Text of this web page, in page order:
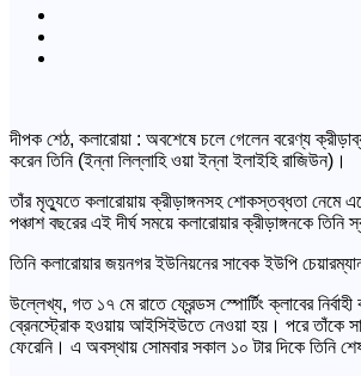
দীপক শেঠ, কলারোয়া : অবশেষে চলে গেলেন বরেণ্য
করেন তিনি (ইন্না লিল্লাহি ওয়া ইন্না ইলাইহি রাজিউন)।
তাঁর মৃত্যুতে কলারোয়ায় ক্রীড়াঙ্গনসহ শোকস্তব্ধতা নেমে
পঞ্চাশ বছরের এই দীর্ঘ সময়ে কলারোয়ার ক্রীড়াঙ্গনকে
তিনি কলারোয়ার জয়নগর ইউনিয়নের সাবেক ইউপি
উল্লেখ্য, গত ১৭ মে রাতে ফ্রেন্ডস স্পোর্টিং ক্লাবের
ব্রেনস্ট্রোক হওয়ায় আইসিইউতে নেওয়া হয়। পরে তাঁকে
ফেরেনি। এ অবস্থায় সোমবার সকাল ১০ টার দিকে তিনি